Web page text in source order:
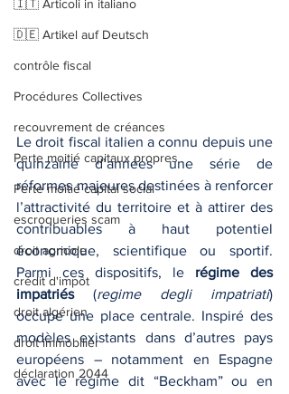
🇮🇹 Articoli in italiano
🇩🇪 Artikel auf Deutsch
contrôle fiscal
Procédures Collectives
recouvrement de créances
Perte moitié capitaux propres
Perte moitié capital social
escroqueries scam
droit agricole
crédit d'impôt
droit algérien
droit immobilier
déclaration 2044
Le droit fiscal italien a connu depuis une
quinzaine d’années une série de
réformes majeures destinées à renforcer
l’attractivité du territoire et à attirer des
contribuables à haut potentiel
économique, scientifique ou sportif.
Parmi ces dispositifs, le régime des
impatriés (regime degli impatriati)
occupe une place centrale. Inspiré des
modèles existants dans d’autres pays
européens – notamment en Espagne
avec le régime dit “Beckham” ou en